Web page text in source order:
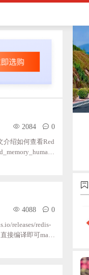
2084 0
介绍如何查看Red
4088 0
releases/redis-
接编译即可make